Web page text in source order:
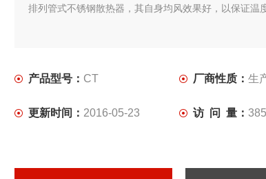
排列管式不锈钢散热器，其自身均风效果好，以保证温
产品型号： CT 厂商性质： 生
更新时间： 2016-05-23 访 问 量：